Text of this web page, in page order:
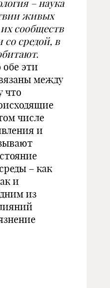
– наука
живых
сообществ
средой, в
эти
между
что
числе
и
– как
и
из